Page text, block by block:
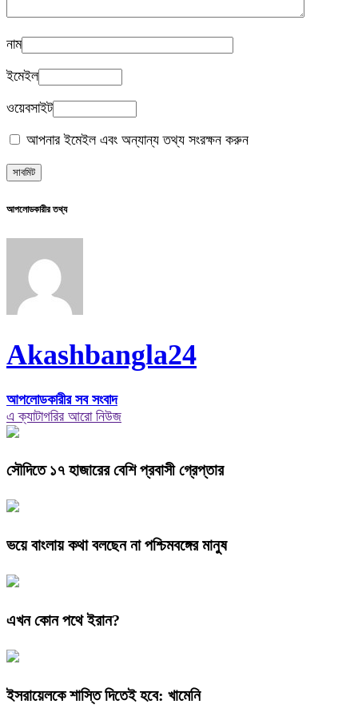
নাম
ইমেইল
ওয়েবসাইট
আপনার ইমেইল এবং অন্যান্য তথ্য সংরক্ষন করুন
আপলোডকারীর তথ্য
Akashbangla24
আপলোডকারীর সব সংবাদ
এ ক্যাটাগরির আরো নিউজ
সৌদিতে ১৭ হাজারের বেশি প্রবাসী গ্রেপ্তার
ভয়ে বাংলায় কথা বলছেন না পশ্চিমবঙ্গের মানুষ
এখন কোন পথে ইরান?
ইসরায়েলকে শাস্তি দিতেই হবে: খামেনি